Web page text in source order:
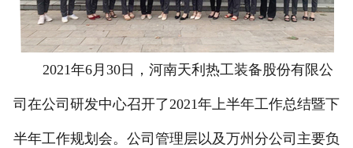
2021年6月30日，河南天利热工装备股份有限公
司在公司研发中心召开了2021年上半年工作总结暨下
半年工作规划会。公司管理层以及万州分公司主要负